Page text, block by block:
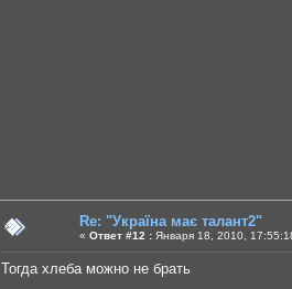
Re: "Україна має талант2"
« Ответ #12 : Января 18, 2010,
Тогда хлеба можно не брать